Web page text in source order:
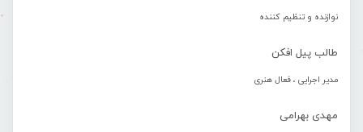
نوازنده و تنظیم کننده
طالب پیل افکن
مدیر اجرایی ، فعال هنری
مهدی بهرامی